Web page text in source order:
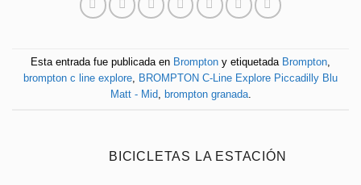
Esta entrada fue publicada en Brompton y etiquetada Brompton,
brompton c line explore, BROMPTON C-Line Explore Piccadilly Blu
Matt - Mid, brompton granada.
BICICLETAS LA ESTACIÓN